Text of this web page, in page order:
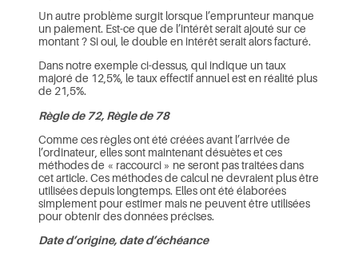
Un autre problème surgit lorsque l’emprunteur manque
un paiement. Est-ce que de l’intérêt serait ajouté sur ce
montant ? Si oui, le double en intérêt serait alors facturé.
Dans notre exemple ci-dessus, qui indique un taux
majoré de 12,5%, le taux effectif annuel est en réalité plus
de 21,5%.
Règle de 72, Règle de 78
Comme ces règles ont été créées avant l’arrivée de
l’ordinateur, elles sont maintenant désuètes et ces
méthodes de « raccourci » ne seront pas traitées dans
cet article. Ces méthodes de calcul ne devraient plus être
utilisées depuis longtemps. Elles ont été élaborées
simplement pour estimer mais ne peuvent être utilisées
pour obtenir des données précises.
Date d’origine, date d’échéance